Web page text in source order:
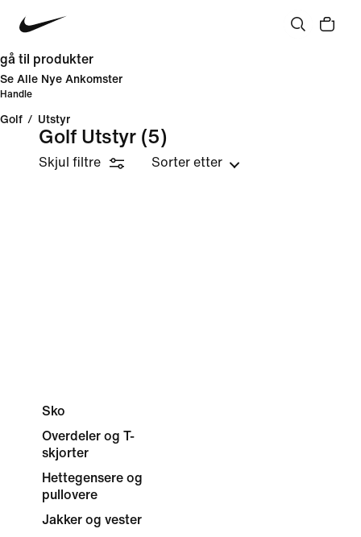
gå til produkter
Se Alle Nye Ankomster
Handle
Golf / Utstyr
Golf Utstyr (5)
Skjul filtre Sorter etter
Sko
Overdeler og T-
skjorter
Hettegensere og
pullovere
Jakker og vester